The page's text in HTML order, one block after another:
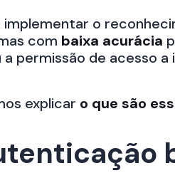
o
com baixa acurácia
permissão de acesso a
explicar o que são